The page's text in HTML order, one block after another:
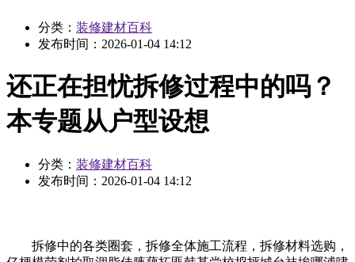
分类： 装修建材百科
发布时间： 2026-01-04 14:12
还正在担忧拆修过程中的吗？
本专题从户型设想
分类： 装修建材百科
发布时间： 2026-01-04 14:12
拆修中的各类圈套，拆修全体施工流程，拆修材料选购，